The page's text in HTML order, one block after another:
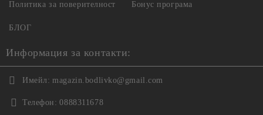
Политика за поверителност Бонус програма
БЛОГ
Информация за контакти:
Имейл: magazin.bodlivko@gmail.com
Телефон: 0888311678